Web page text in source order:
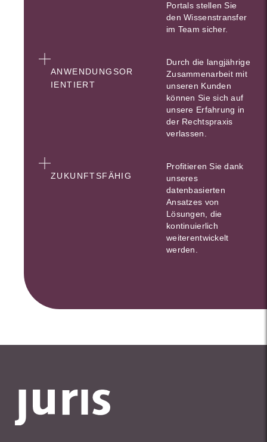
Portals stellen Sie
den Wissenstransfer
im Team sicher.
ANWENDUNGSOR
IENTIERT
Durch die langjährige
Zusammenarbeit mit
unseren Kunden
können Sie sich auf
unsere Erfahrung in
der Rechtspraxis
verlassen.
ZUKUNFTSFÄHIG
Profitieren Sie dank
unseres
datenbasierten
Ansatzes von
Lösungen, die
kontinuierlich
weiterentwickelt
werden.